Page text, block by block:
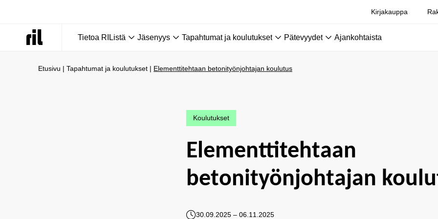
Kirjakauppa
Tietoa RIListä Jäsenyys Tapahtumat ja koulutukset Pätevyydet Ajankohtaista
Etusivu | Tapahtumat ja koulutukset | Elementtitehtaan betonityönjohtajan koulutus
Koulutukset
Elementtitehtaan
betonityönjohtajan
30.09.2025 – 06.11.2025